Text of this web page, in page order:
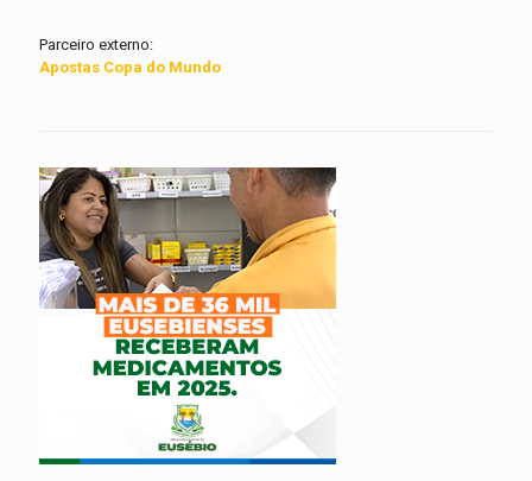
Parceiro externo:
Apostas Copa do Mundo